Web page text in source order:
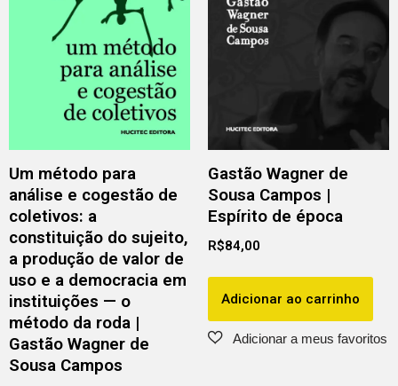
Um método para
análise e cogestão de
coletivos: a
constituição do sujeito,
a produção de valor de
uso e a democracia em
instituições — o
método da roda |
Gastão Wagner de
Sousa Campos
Gastão Wagner de
Sousa Campos |
Espírito de época
R$84,00
Adicionar ao carrinho